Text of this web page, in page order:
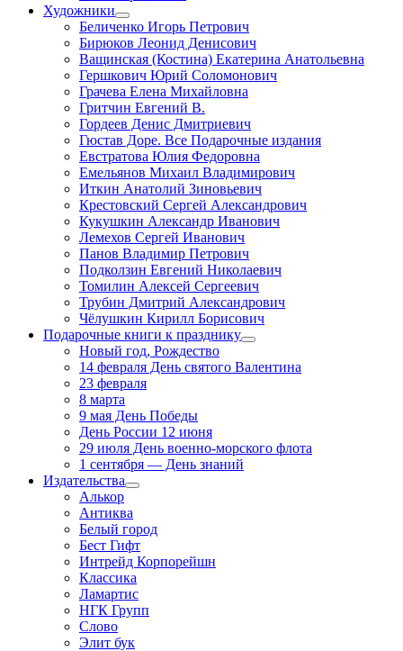
Художники
Беличенко Игорь Петрович
Бирюков Леонид Денисович
Ващинская (Костина) Екатерина Анатольевна
Гершкович Юрий Соломонович
Грачева Елена Михайловна
Гритчин Евгений В.
Гордеев Денис Дмитриевич
Гюстав Доре. Все Подарочные издания
Евстратова Юлия Федоровна
Емельянов Михаил Владимирович
Иткин Анатолий Зиновьевич
Крестовский Сергей Александрович
Кукушкин Александр Иванович
Лемехов Сергей Иванович
Панов Владимир Петрович
Подколзин Евгений Николаевич
Томилин Алексей Сергеевич
Трубин Дмитрий Александрович
Чёлушкин Кирилл Борисович
Подарочные книги к празднику
Новый год, Рождество
14 февраля День святого Валентина
23 февраля
8 марта
9 мая День Победы
День России 12 июня
29 июля День военно-морского флота
1 сентября — День знаний
Издательства
Алькор
Антиква
Белый город
Бест Гифт
Интрейд Корпорейшн
Классика
Ламартис
НГК Групп
Слово
Элит бук